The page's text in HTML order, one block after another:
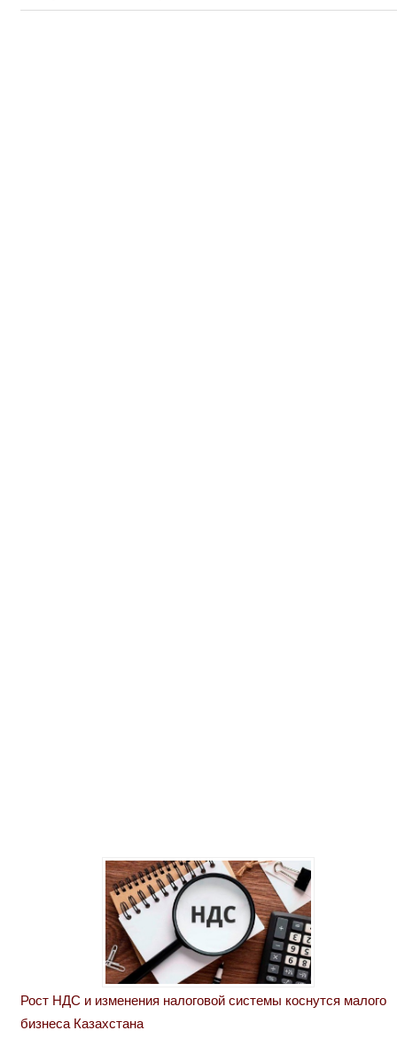
Рост НДС и изменения налоговой системы коснутся малого
бизнеса Казахстана